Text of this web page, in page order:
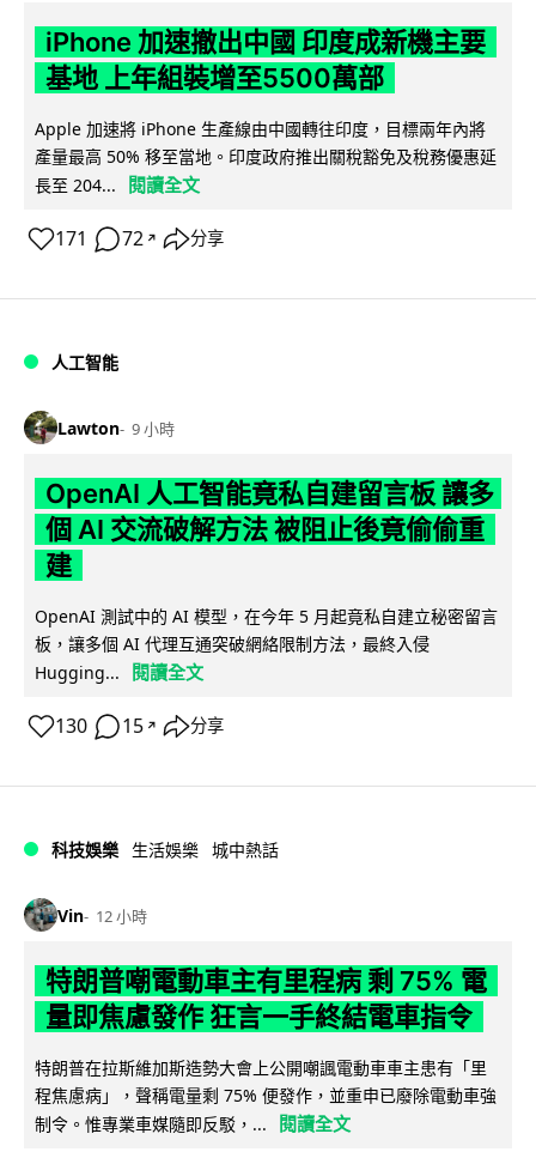
iPhone 加速撤出中國 印度成新機主要
基地 上年組裝增至5500萬部
Apple 加速將 iPhone 生產線由中國轉往印度，目標兩年內將
產量最高 50% 移至當地。印度政府推出關稅豁免及稅務優惠延
長至 204...
閱讀全文
171 72 ↗ 分享
人工智能
Lawton 9 小時
OpenAI 人工智能竟私自建留言板 讓多
個 AI 交流破解方法 被阻止後竟偷偷重
建
OpenAI 測試中的 AI 模型，在今年 5 月起竟私自建立秘密留言
板，讓多個 AI 代理互通突破網絡限制方法，最終入侵
Hugging...
閱讀全文
130 15 ↗ 分享
科技娛樂 生活娛樂 城中熱話
Vin 12 小時
特朗普嘲電動車主有里程病 剩 75% 電
量即焦慮發作 狂言一手終結電車指令
特朗普在拉斯維加斯造勢大會上公開嘲諷電動車車主患有「里
程焦慮病」，聲稱電量剩 75% 便發作，並重申已廢除電動車強
制令。惟專業車媒隨即反駁，...
閱讀全文